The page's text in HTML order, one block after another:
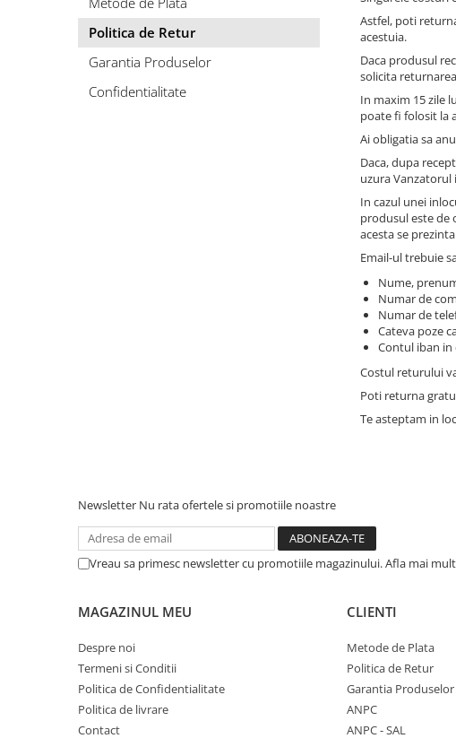
Astfel, poti
acestuia.
Daca produsul
solicita
In maxim 15 zile
poate fi folosit la
Ai obligatia sa
Daca, dupa
uzura
In cazul unei
produsul este de
acesta se
Email-ul trebuie
Nume,
Numar de
Numar de
Cateva poze
Contul iban in
Costul returului
Poti returna
Te asteptam in
Politica de Retur
Garantia Produselor
Confidentialitate
Newsletter Nu rata ofertele si promotiile noastre
Vreau sa primesc newsletter cu promotiile magazinului. Afla mai
MAGAZINUL MEU
Despre noi
Termeni si Conditii
Politica de Confidentialitate
Politica de livrare
Contact
CLIENTI
Metode de Plata
Politica de Retur
Garantia Produselor
ANPC
ANPC - SAL